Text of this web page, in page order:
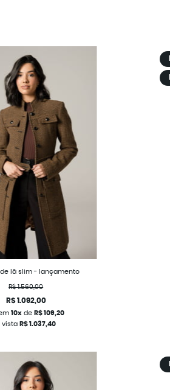
lã slim - lançamento
R$ 1.560,00
R$ 1.092,00
10xde R$ 109,20
vista R$ 1.037,40